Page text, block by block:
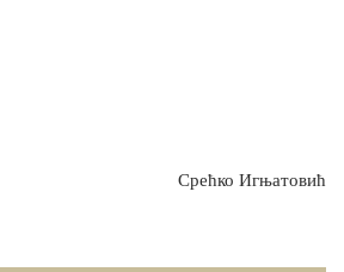
Срећко Игњатовић